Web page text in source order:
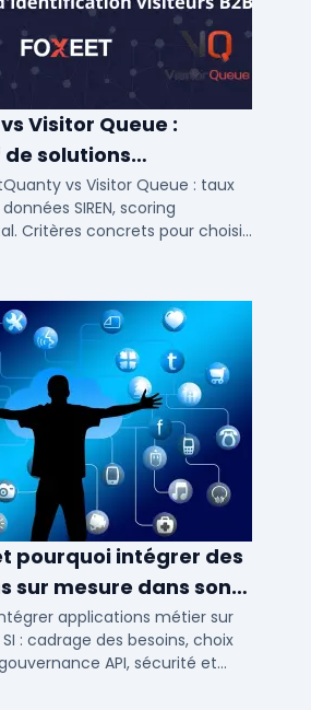
Visitor Queue :
solutions
visiteurs B2B
vs Visitor Queue : taux
SIREN, scoring
Critères concrets pour choisir
generation B2B en PME et
pourquoi intégrer des
sur mesure dans son
applications métier sur
: cadrage des besoins, choix
API, sécurité et